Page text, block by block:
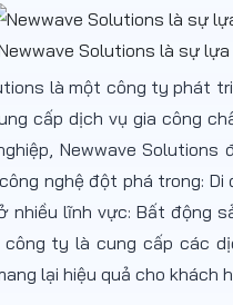
Solutions là sự
là một công ty phát
cấp dịch vụ gia công
Newwave Solutions
nghệ đột phá trong: Di
nhiều lĩnh vực: Bất động
công ty là cung cấp các
lại hiệu quả cho khách